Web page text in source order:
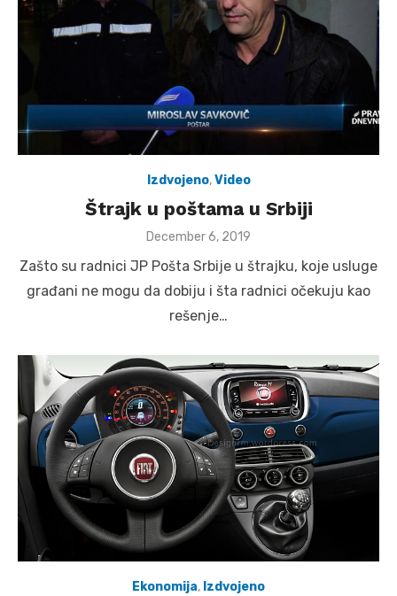
Izdvojeno,Video
Štrajk u poštama u Srbiji
Posted
December 6, 2019
Zašto su radnici JP Pošta Srbije u štrajku, koje usluge
građani ne mogu da dobiju i šta radnici očekuju kao
rešenje…
Ekonomija, Izdvojeno